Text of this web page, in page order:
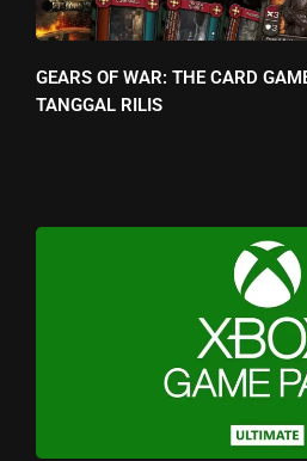
GEARS OF WAR: THE CARD
TANGGAL RILIS